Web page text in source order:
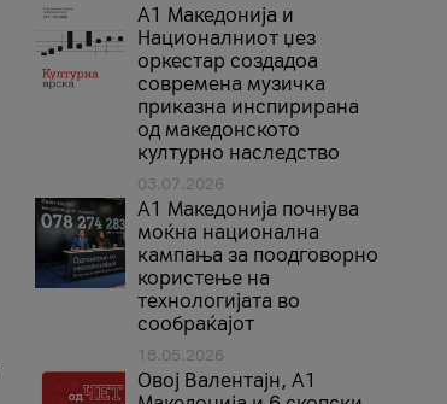
А1 Македонија и
Националниот џез
оркестар создадоа
современа музичка
приказна инспирирана
од македонското
културно наследство
03.07.2026
A1 Македонија почнува
моќна национална
кампања за поодговорно
користење на
технологијата во
сообраќајот
18.05.2026
Овој Валентајн, A1